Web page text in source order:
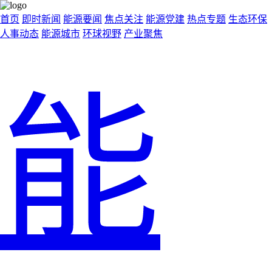
首页 即时新闻 能源要闻 焦点关注 能源党建 热点专题 生态环保
人事动态 能源城市 环球视野 产业聚焦
能